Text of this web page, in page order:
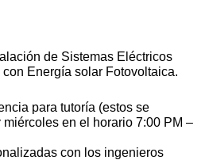
de Sistemas Eléctricos
con Energía solar Fotovoltaica.
para tutoría (estos se
en el horario 7:00 PM –
con los ingenieros